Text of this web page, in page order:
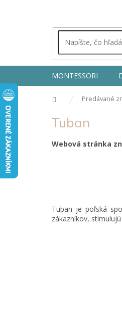
MONTESSORI
Domov Predávané
Tuban
Webová stránka
Tuban je poľská
zákazníkov,